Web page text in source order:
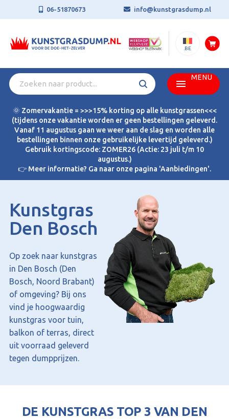
06-51870673 info@kunstgrasdump.nl
.BE
MENU
🌞 Zomervakantie = >>>15% korting op alle kunstgrassen<<<
(tijdens onze vakantie worden er geen bestellingen geleverd.
Vanaf 11 augustus gaan we weer aan de slag en worden alle
bestellingen binnen onze gebruikelijke levertijd geleverd.)
Gebruik kortingscode: ZOMER26 (Actie: 23 juli t/m 10
augustus.)
👉 Meer informatie? Ga naar onze pagina 'Aanbiedingen'.
Kunstgras
Den Bosch
Op zoek naar kunstgras
in Den Bosch (Den
Bosch, Noord Brabant)
of omgeving? Bij ons
vind je hoogwaardig
kunstgras voor tuin,
balkon of terras, direct
uit voorraad geleverd
tegen dumpprijzen.
DE KUNSTGRAS TOP 3 VAN DEN